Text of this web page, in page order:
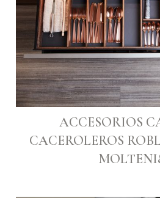
ACCESORIOS
CACEROLEROS